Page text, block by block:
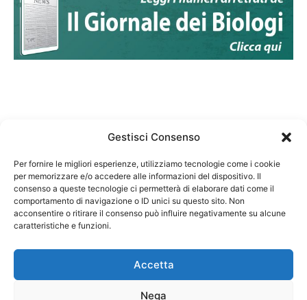
Gestisci Consenso
Per fornire le migliori esperienze, utilizziamo tecnologie come i cookie
per memorizzare e/o accedere alle informazioni del dispositivo. Il
consenso a queste tecnologie ci permetterà di elaborare dati come il
comportamento di navigazione o ID unici su questo sito. Non
acconsentire o ritirare il consenso può influire negativamente su alcune
caratteristiche e funzioni.
Accetta
Nega
Federazione Nazionale Degli Ordini dei Biologi:
codice fiscale 80069130583
Responsabile sito internet www.fnob.it: Vincenzo